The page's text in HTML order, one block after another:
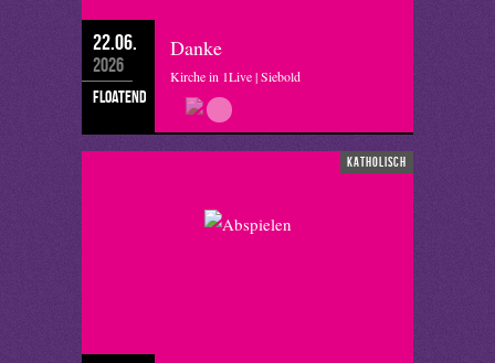
22.06.
2026
floatend
Danke
Kirche in 1Live | Siebold
katholisch